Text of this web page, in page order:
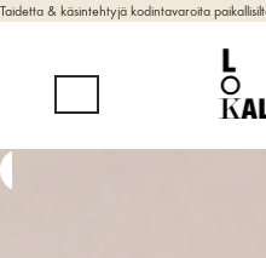
Taidetta & käsintehtyjä kodintavaroita